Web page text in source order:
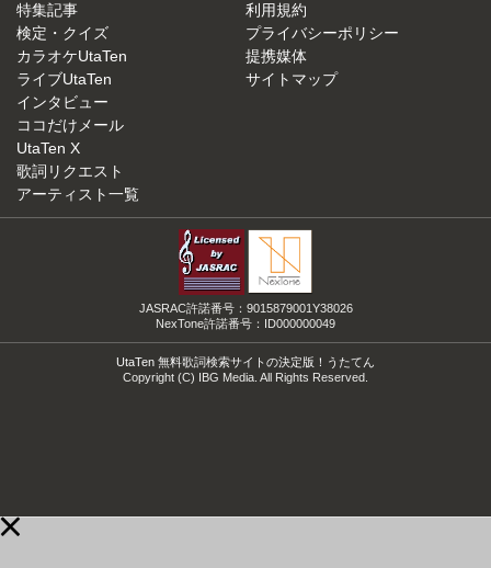
特集記事
検定・クイズ
カラオケUtaTen
ライブUtaTen
インタビュー
ココだけメール
UtaTen X
歌詞リクエスト
アーティスト一覧
利用規約
プライバシーポリシー
提携媒体
サイトマップ
JASRAC許諾番号：9015879001Y38026
NexTone許諾番号：ID000000049
UtaTen 無料歌詞検索サイトの決定版！うたてん
Copyright (C) IBG Media. All Rights Reserved.